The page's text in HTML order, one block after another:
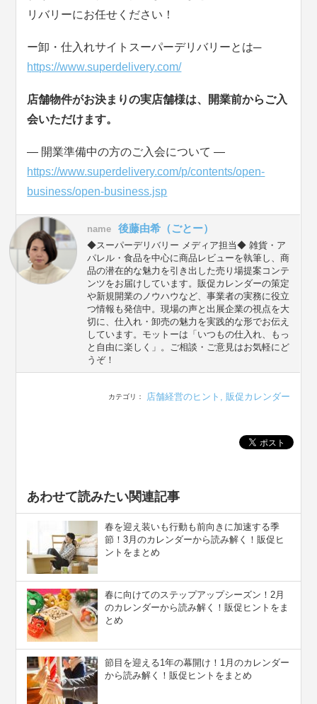
リバリーにお任せください！
ー卸・仕入れサイトスーパーデリバリーとは─
https://www.superdelivery.com/
店舗物件がお決まりの実店舗様は、開業前からご入
会いただけます。
― 開業準備中の方のご入会について ―
https://www.superdelivery.com/p/contents/open-
business/open-business.jsp
name 後藤由希（ごとー）
◆スーパーデリバリー メディア担当◆ 雑貨・ア
パレル・食品を中心に商品レビューを執筆し、商
品の潜在的な魅力を引き出した売り場提案コンテ
ンツをお届けしています。販促カレンダーの策定
や新規開業のノウハウなど、事業者の実務に役立
つ情報も発信中。現場の声と出展企業の視点を大
切に、仕入れ・卸売の魅力を実践的な形でお伝え
しています。モットーは「いつもの仕入れ、もっ
と自由に楽しく」。ご相談・ご意見はお気軽にど
うぞ！
カテゴリ： 店舗経営のヒント , 販促カレンダー
あわせて読みたい関連記事
春を迎え装いも行動も前向きに加速する季
節！3月のカレンダーから読み解く！販促ヒ
ントをまとめ
春に向けてのステップアップシーズン！2月
のカレンダーから読み解く！販促ヒントをま
とめ
節目を迎える1年の幕開け！1月のカレンダー
から読み解く！販促ヒントをまとめ